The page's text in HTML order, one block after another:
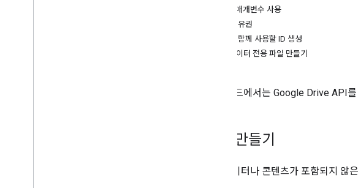
fields 매개변수 사용
파일 소유권
파일과 함께 사용할 ID 생성
메타데이터 전용 파일 만들기
이 가이드에서는 Google Drive API
파일 만들기
메타데이터나 콘텐츠가 포함되지 않